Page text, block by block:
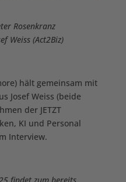
Rosenkranz
Weiss (Act2Biz)
hält gemeinsam mit
Josef Weiss (beide
der JETZT
KI und Personal
Interview.
findet zum bereits